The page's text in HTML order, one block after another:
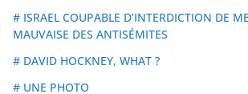
# ISRAEL COUPABLE D’INTERDICTION DE
MAUVAISE DES ANTISÉMITES
# DAVID HOCKNEY, WHAT ?
# UNE PHOTO